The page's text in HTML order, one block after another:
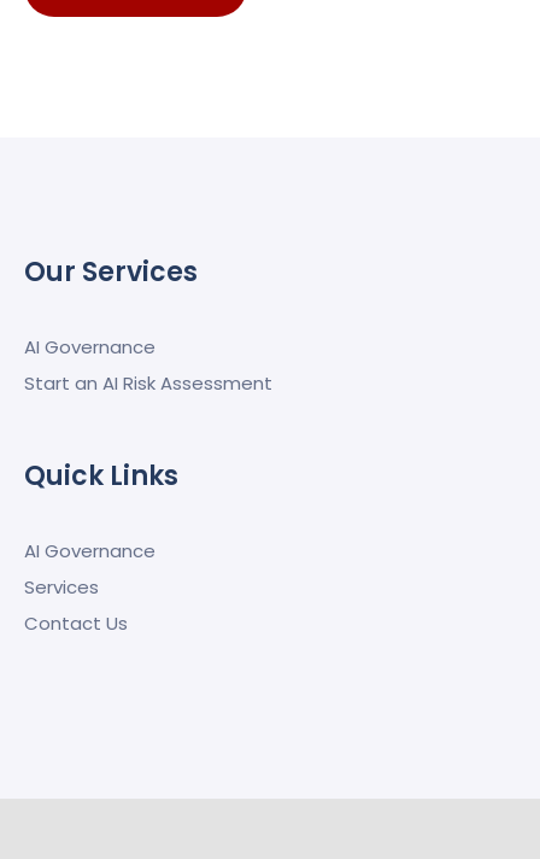
Our Services
AI Governance
Start an AI Risk Assessment
Quick Links
AI Governance
Services
Contact Us